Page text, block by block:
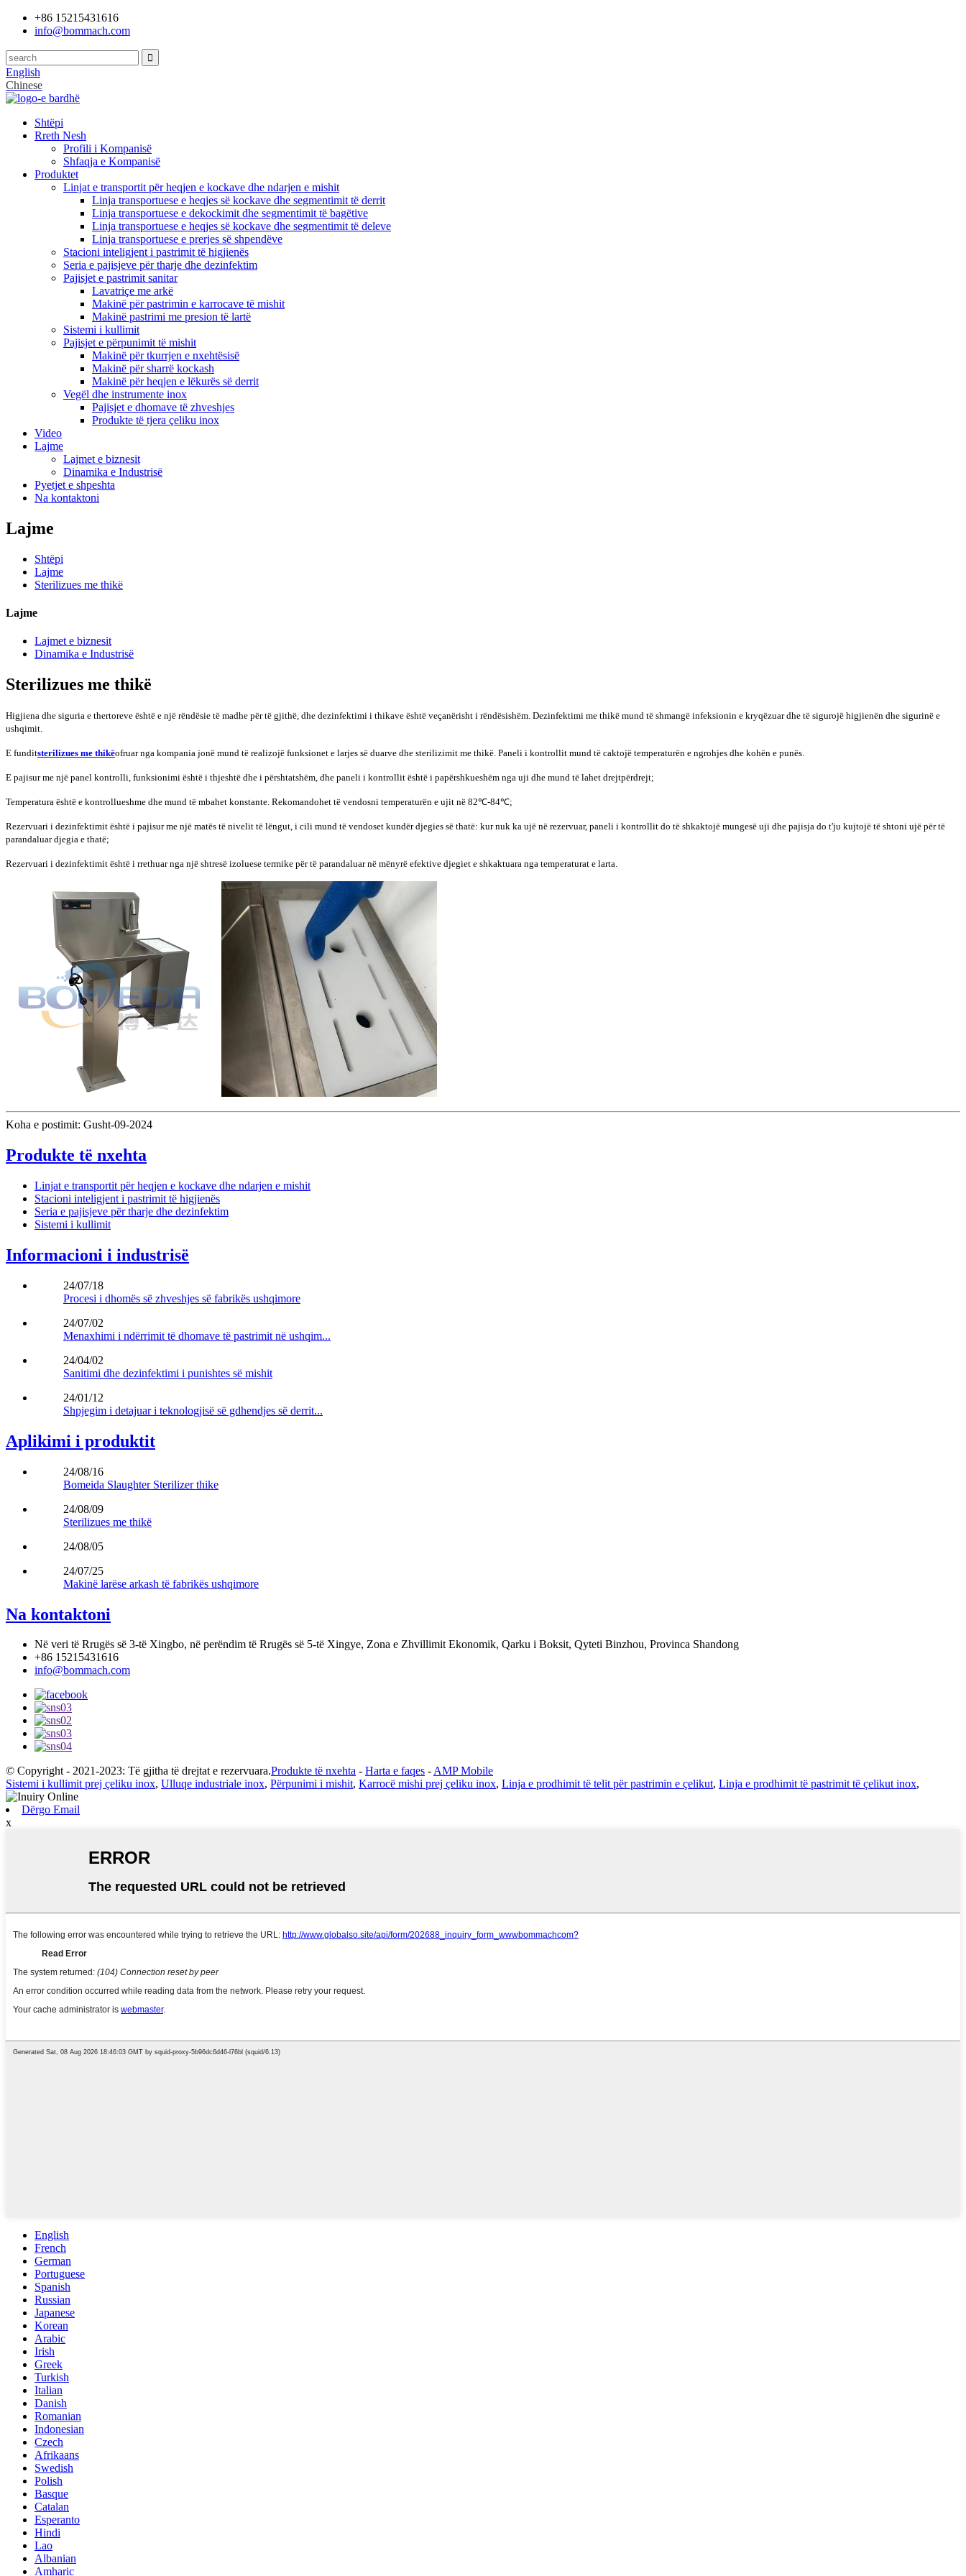
+86 15215431616
info@bommach.com
English
Chinese
Shtëpi
Rreth Nesh
Profili i Kompanisë
Shfaqja e Kompanisë
Produktet
Linjat e transportit për heqjen e kockave dhe ndarjen e mishit
Linja transportuese e heqjes së kockave dhe segmentimit të derrit
Linja transportuese e dekockimit dhe segmentimit të bagëtive
Linja transportuese e heqjes së kockave dhe segmentimit të deleve
Linja transportuese e prerjes së shpendëve
Stacioni inteligjent i pastrimit të higjienës
Seria e pajisjeve për tharje dhe dezinfektim
Pajisjet e pastrimit sanitar
Lavatriçe me arkë
Makinë për pastrimin e karrocave të mishit
Makinë pastrimi me presion të lartë
Sistemi i kullimit
Pajisjet e përpunimit të mishit
Makinë për tkurrjen e nxehtësisë
Makinë për sharrë kockash
Makinë për heqjen e lëkurës së derrit
Vegël dhe instrumente inox
Pajisjet e dhomave të zhveshjes
Produkte të tjera çeliku inox
Video
Lajme
Lajmet e biznesit
Dinamika e Industrisë
Pyetjet e shpeshta
Na kontaktoni
Lajme
Shtëpi
Lajme
Sterilizues me thikë
Lajme
Lajmet e biznesit
Dinamika e Industrisë
Sterilizues me thikë
Higjiena dhe siguria e thertoreve është e një rëndësie të madhe për të gjithë, dhe dezinfektimi i thikave është veçanërisht i rëndësishëm. Dezinfektimi me thikë mund të shmangë infeksionin e kryqëzuar dhe të sigurojë higjienën dhe sigurinë e
ushqimit.
E funditsterilizues me thikëofruar nga kompania jonë mund të realizojë funksionet e larjes së duarve dhe sterilizimit me thikë. Paneli i kontrollit mund të caktojë temperaturën e ngrohjes dhe kohën e punës.
E pajisur me një panel kontrolli, funksionimi është i thjeshtë dhe i përshtatshëm, dhe paneli i kontrollit është i papërshkueshëm nga uji dhe mund të lahet drejtpërdrejt;
Temperatura është e kontrollueshme dhe mund të mbahet konstante. Rekomandohet të vendosni temperaturën e ujit në 82℃-84℃;
Rezervuari i dezinfektimit është i pajisur me një matës të nivelit të lëngut, i cili mund të vendoset kundër djegies së thatë: kur nuk ka ujë në rezervuar, paneli i kontrollit do të shkaktojë mungesë uji dhe pajisja do t'ju kujtojë të shtoni ujë për të
parandaluar djegia e thatë;
Rezervuari i dezinfektimit është i rrethuar nga një shtresë izoluese termike për të parandaluar në mënyrë efektive djegiet e shkaktuara nga temperaturat e larta.
Koha e postimit: Gusht-09-2024
Produkte të nxehta
Linjat e transportit për heqjen e kockave dhe ndarjen e mishit
Stacioni inteligjent i pastrimit të higjienës
Seria e pajisjeve për tharje dhe dezinfektim
Sistemi i kullimit
Informacioni i industrisë
24/07/18
Procesi i dhomës së zhveshjes së fabrikës ushqimore
24/07/02
Menaxhimi i ndërrimit të dhomave të pastrimit në ushqim...
24/04/02
Sanitimi dhe dezinfektimi i punishtes së mishit
24/01/12
Shpjegim i detajuar i teknologjisë së gdhendjes së derrit...
Aplikimi i produktit
24/08/16
Bomeida Slaughter Sterilizer thike
24/08/09
Sterilizues me thikë
24/08/05
24/07/25
Makinë larëse arkash të fabrikës ushqimore
Na kontaktoni
Në veri të Rrugës së 3-të Xingbo, në perëndim të Rrugës së 5-të Xingye, Zona e Zhvillimit Ekonomik, Qarku i Boksit, Qyteti Binzhou, Provinca Shandong
+86 15215431616
info@bommach.com
© Copyright - 2021-2023: Të gjitha të drejtat e rezervuara.Produkte të nxehta - Harta e faqes -AMP Mobile
Sistemi i kullimit prej çeliku inox, Ulluqe industriale inox, Përpunimi i mishit, Karrocë mishi prej çeliku inox, Linja e prodhimit të telit për pastrimin e çelikut, Linja e prodhimit të pastrimit të çelikut inox,
Dërgo Email
x
English
French
German
Portuguese
Spanish
Russian
Japanese
Korean
Arabic
Irish
Greek
Turkish
Italian
Danish
Romanian
Indonesian
Czech
Afrikaans
Swedish
Polish
Basque
Catalan
Esperanto
Hindi
Lao
Albanian
Amharic